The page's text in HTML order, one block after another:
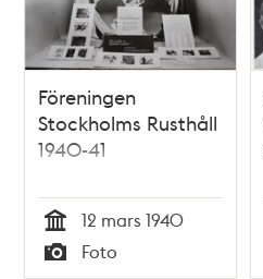
Föreningen
Stockholms Rusthåll
1940-41
Tid
12 mars 1940
Foto